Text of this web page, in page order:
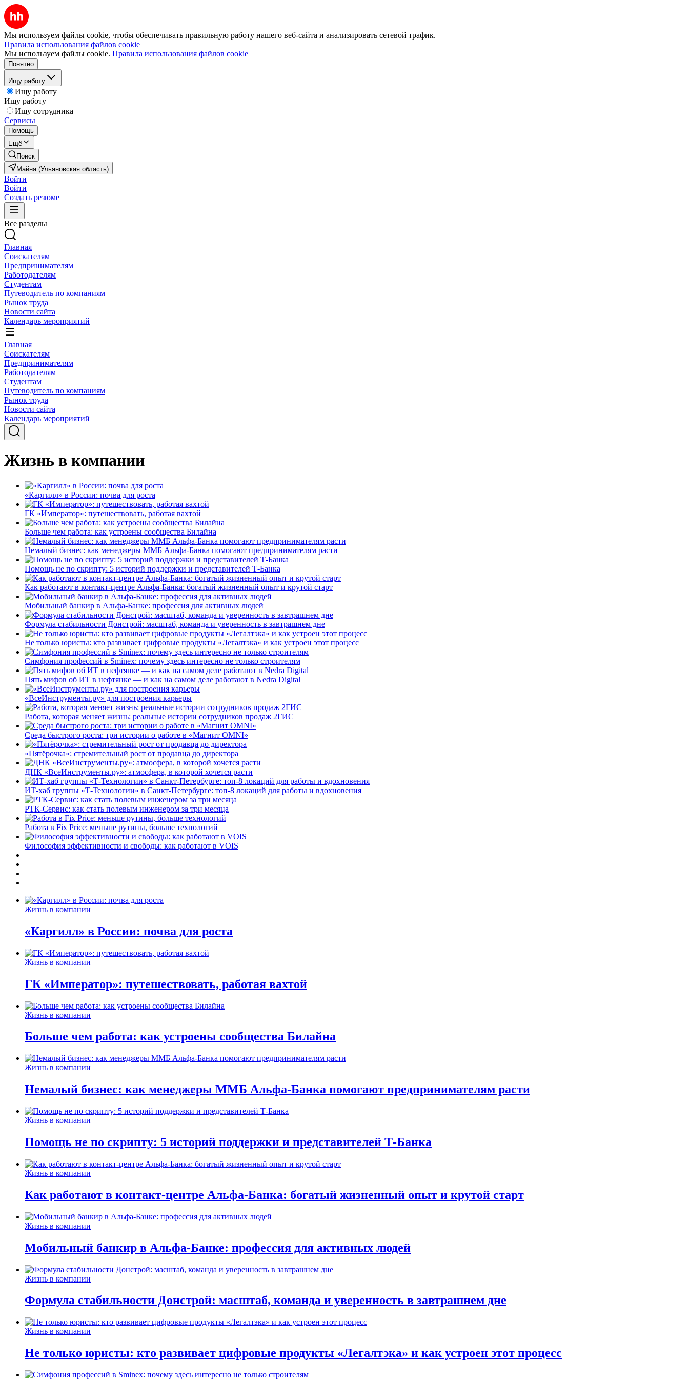
Мы используем файлы cookie, чтобы обеспечивать правильную работу нашего веб-сайта и анализировать сетевой трафик.
Правила использования файлов cookie
Мы используем файлы cookie. Правила использования файлов cookie
Понятно
Ищу работу
Ищу работу
Ищу работу
Ищу сотрудника
Сервисы
Помощь
Ещё
Поиск
Майна (Ульяновская область)
Войти
Войти
Создать резюме
Все разделы
Главная
Соискателям
Предпринимателям
Работодателям
Студентам
Путеводитель по компаниям
Рынок труда
Новости сайта
Календарь мероприятий
Главная
Соискателям
Предпринимателям
Работодателям
Студентам
Путеводитель по компаниям
Рынок труда
Новости сайта
Календарь мероприятий
Жизнь в компании
«Каргилл» в России: почва для роста
ГК «Император»: путешествовать, работая вахтой
Больше чем работа: как устроены сообщества Билайна
Немалый бизнес: как менеджеры ММБ Альфа-Банка помогают предпринимателям расти
Помощь не по скрипту: 5 историй поддержки и представителей Т-Банка
Как работают в контакт-центре Альфа-Банка: богатый жизненный опыт и крутой старт
Мобильный банкир в Альфа-Банке: профессия для активных людей
Формула стабильности Донстрой: масштаб, команда и уверенность в завтрашнем дне
Не только юристы: кто развивает цифровые продукты «Легалтэка» и как устроен этот процесс
Симфония профессий в Sminex: почему здесь интересно не только строителям
Пять мифов об ИТ в нефтянке — и как на самом деле работают в Nedra Digital
«ВсеИнструменты.ру» для построения карьеры
Работа, которая меняет жизнь: реальные истории сотрудников продаж 2ГИС
Среда быстрого роста: три истории о работе в «Магнит OMNI»
«Пятёрочка»: стремительный рост от продавца до директора
ДНК «ВсеИнструменты.ру»: атмосфера, в которой хочется расти
ИТ-хаб группы «Т-Технологии» в Санкт-Петербурге: топ-8 локаций для работы и вдохновения
РТК-Сервис: как стать полевым инженером за три месяца
Работа в Fix Price: меньше рутины, больше технологий
Философия эффективности и свободы: как работают в VOIS
Жизнь в компании
«Каргилл» в России: почва для роста
Жизнь в компании
ГК «Император»: путешествовать, работая вахтой
Жизнь в компании
Больше чем работа: как устроены сообщества Билайна
Жизнь в компании
Немалый бизнес: как менеджеры ММБ Альфа-Банка помогают предпринимателям расти
Жизнь в компании
Помощь не по скрипту: 5 историй поддержки и представителей Т-Банка
Жизнь в компании
Как работают в контакт-центре Альфа-Банка: богатый жизненный опыт и крутой старт
Жизнь в компании
Мобильный банкир в Альфа-Банке: профессия для активных людей
Жизнь в компании
Формула стабильности Донстрой: масштаб, команда и уверенность в завтрашнем дне
Жизнь в компании
Не только юристы: кто развивает цифровые продукты «Легалтэка» и как устроен этот процесс